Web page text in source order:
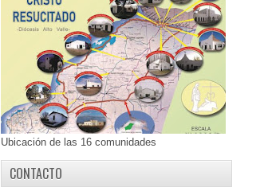
Ubicación de las 16 comunidades
CONTACTO